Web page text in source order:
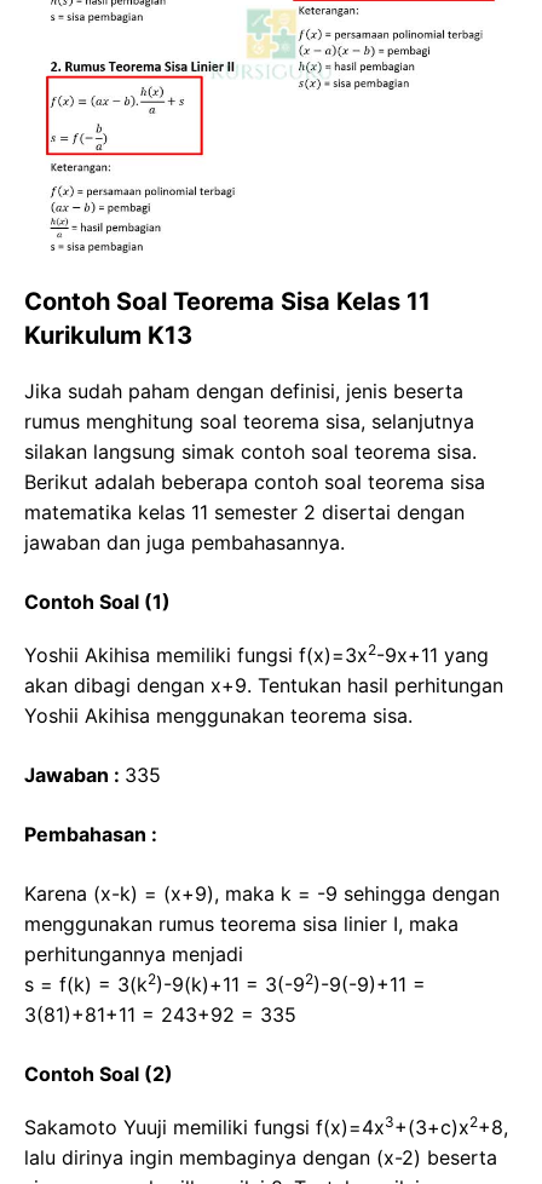
Contoh Soal Teorema Sisa Kelas 11
Kurikulum K13
Jika sudah paham dengan definisi, jenis beserta
rumus menghitung soal teorema sisa, selanjutnya
silakan langsung simak contoh soal teorema sisa.
Berikut adalah beberapa contoh soal teorema sisa
matematika kelas 11 semester 2 disertai dengan
jawaban dan juga pembahasannya.
Contoh Soal (1)
Yoshii Akihisa memiliki fungsi f(x)=3x2-9x+11 yang
akan dibagi dengan x+9. Tentukan hasil perhitungan
Yoshii Akihisa menggunakan teorema sisa.
Jawaban : 335
Pembahasan :
Karena (x-k) = (x+9), maka k = -9 sehingga dengan
menggunakan rumus teorema sisa linier I, maka
perhitungannya menjadi
s = f(k) = 3(k2)-9(k)+11 = 3(-92)-9(-9)+11 =
3(81)+81+11 = 243+92 = 335
Contoh Soal (2)
Sakamoto Yuuji memiliki fungsi f(x)=4x3+(3+c)x2+8,
lalu dirinya ingin membaginya dengan (x-2) beserta